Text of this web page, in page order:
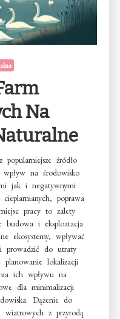
Na
źródło
na środowisko
jak i negatywnymi
poprawa
pracy to zalety
budowa i eksploatacja
ekosystemy, wpływać
prowadzić do utraty
planowanie lokalizacji
ich wpływu na
dla minimalizacji
Dążenie do
wiatrowych z przyrodą